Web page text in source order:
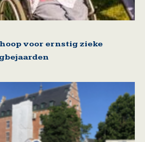
voor ernstig zieke